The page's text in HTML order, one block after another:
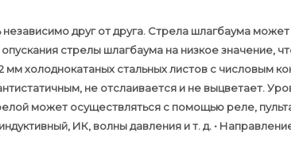
друг от друга. Стрела шлагбаума
стрелы шлагбаума на низкое значение,
холоднокатаных стальных листов с числовым
не отслаивается и не выцветает.
может осуществляться с помощью реле,
ИК, волны давления и т. д. •